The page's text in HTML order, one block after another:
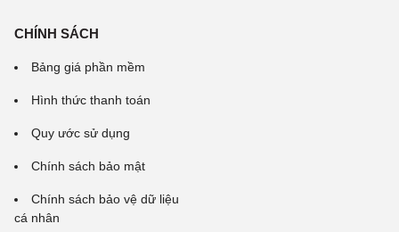
CHÍNH SÁCH
Bảng giá phần mềm
Hình thức thanh toán
Quy ước sử dụng
Chính sách bảo mật
Chính sách bảo vệ dữ liệu
cá nhân